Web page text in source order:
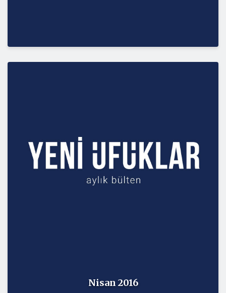
Nisan 2016